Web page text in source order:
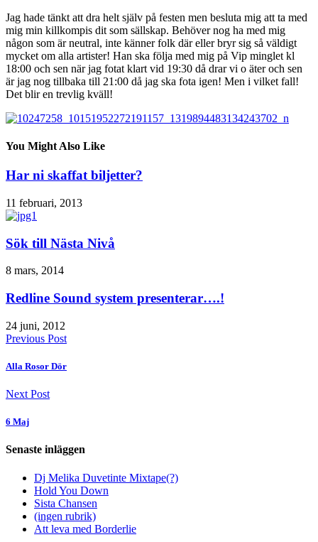
Jag hade tänkt att dra helt själv på festen men besluta mig att ta med
mig min killkompis dit som sällskap. Behöver nog ha med mig
någon som är neutral, inte känner folk där eller bryr sig så väldigt
mycket om alla artister! Han ska följa med mig på Vip minglet kl
18:00 och sen när jag fotat klart vid 19:30 då drar vi o äter och sen
är jag nog tillbaka till 21:00 då jag ska fota igen! Men i vilket fall!
Det blir en trevlig kväll!
You Might Also Like
Har ni skaffat biljetter?
11 februari, 2013
Sök till Nästa Nivå
8 mars, 2014
Redline Sound system presenterar….!
24 juni, 2012
Previous Post
Alla Rosor Dör
Next Post
6 Maj
Senaste inläggen
Dj Melika Duvetinte Mixtape(?)
Hold You Down
Sista Chansen
(ingen rubrik)
Att leva med Borderlie